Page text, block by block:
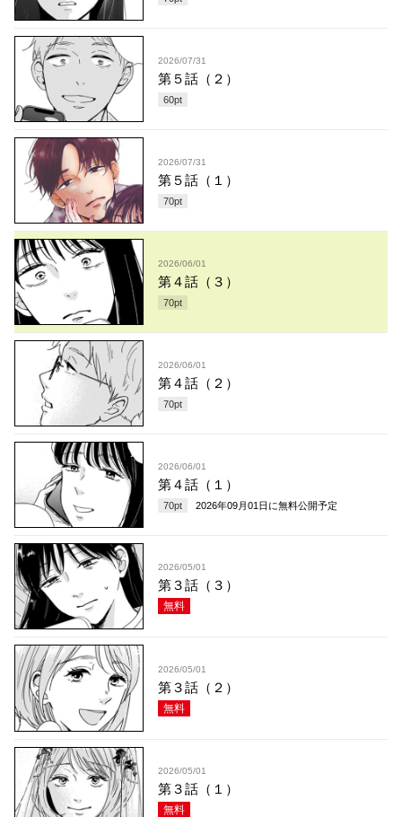
2026/07/31
第５話（２）
60pt
2026/07/31
第５話（１）
70pt
2026/06/01
第４話（３）
70pt
2026/06/01
第４話（２）
70pt
2026/06/01
第４話（１）
70pt 2026年09月01日 に無料公開予定
2026/05/01
第３話（３）
無料
2026/05/01
第３話（２）
無料
2026/05/01
第３話（１）
無料